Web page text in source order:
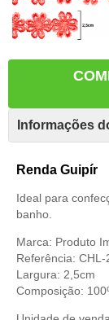
Informações
Renda Guipír
Ideal para
banho.
Marca: Produto
Referência: CHL-
Largura: 2,5cm
Composição: